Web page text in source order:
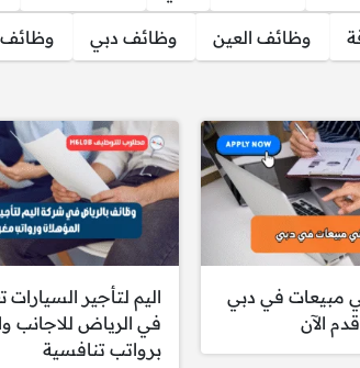
وظائف العين وظائف دبي
مبيعات في دبي
الآن
اليم لتأجير
في الرياض للاجانب
برواتب تنافسية